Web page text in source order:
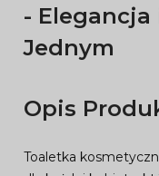
-
Jednym
Opis
Toaletka